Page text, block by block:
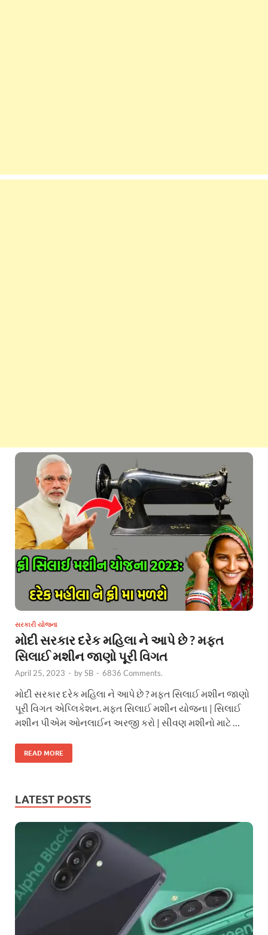
સરકારી યોજના
મોદી સરકાર દરેક મહિલા ને આપે છે ? મફત
સિલાઈ મશીન જાણો પૂરી વિગત
April 25, 2023 - bySB - 6836 Comments.
મોદી સરકાર દરેક મહિલા ને આપે છે ? મફત સિલાઈ મશીન જાણો
પૂરી વિગત એપ્લિકેશન. મફત સિલાઈ મશીન યોજના | સિલાઈ
મશીન પીએમ ઓનલાઈન અરજી કરો | સીવણ મશીનો માટે …
READ MORE
LATEST POSTS